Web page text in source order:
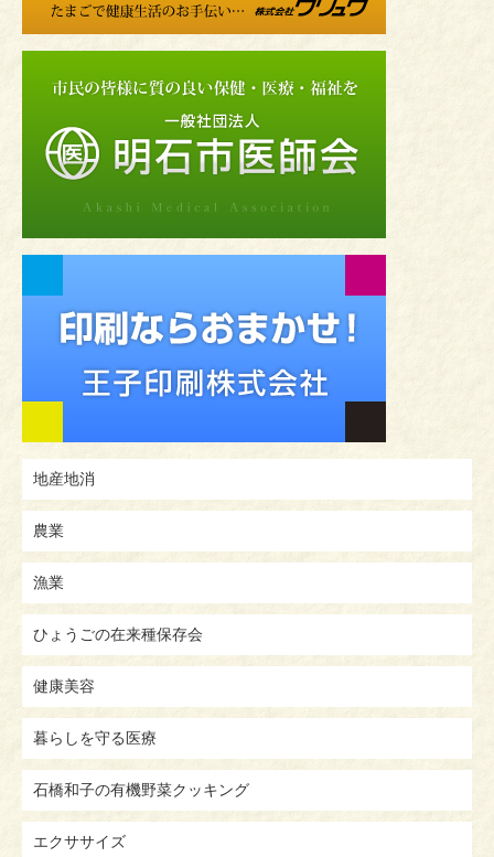
地産地消
農業
漁業
ひょうごの在来種保存会
健康美容
暮らしを守る医療
石橋和子の有機野菜クッキング
エクササイズ